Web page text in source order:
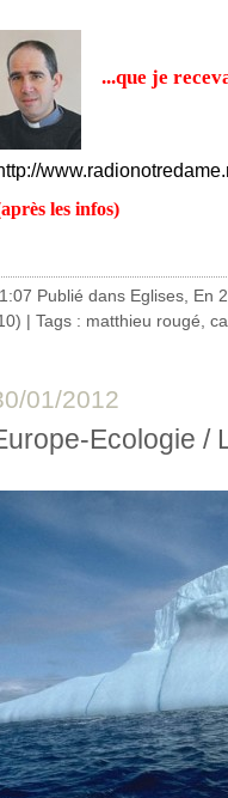
...que je
les infos)
Publié dans Eglises En
| Tags : matthieu rougé
01/2012
Ecologie /